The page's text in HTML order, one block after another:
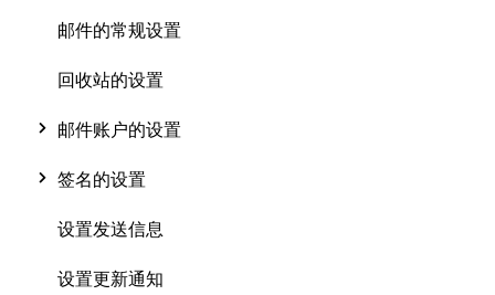
邮件的常规设置
回收站的设置
邮件账户的设置
签名的设置
设置发送信息
设置更新通知